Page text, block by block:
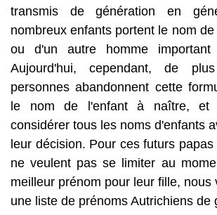
transmis de génération en
nombreux enfants portent le nom
ou d'un autre homme
Aujourd'hui, cependant, de
personnes abandonnent cette
le nom de l'enfant à naître, et
considérer tous les noms d'enfants
leur décision. Pour ces futurs
ne veulent pas se limiter au
meilleur prénom pour leur fille, nous
une liste de prénoms Autrichiens de